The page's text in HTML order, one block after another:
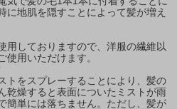
に地肌を隠すことによって髪が増え
用しておりますので、洋服の繊維以
用いただけます。
トをスプレーすることにより、髪の
乾燥すると表面についたミストが雨
簡単には落ちません。ただし、髪が